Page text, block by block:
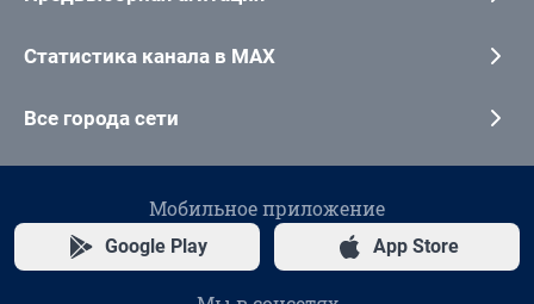
Статистика канала в MAX
Все города сети
Мобильное приложение
Google Play App Store